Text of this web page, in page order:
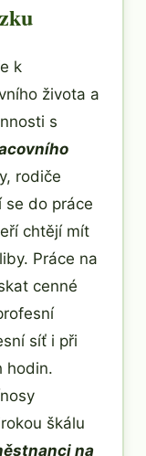
k
života a
s
rodiče
se do práce
chtějí mít
Práce na
cenné
síť i při
hodin.
škálu
na